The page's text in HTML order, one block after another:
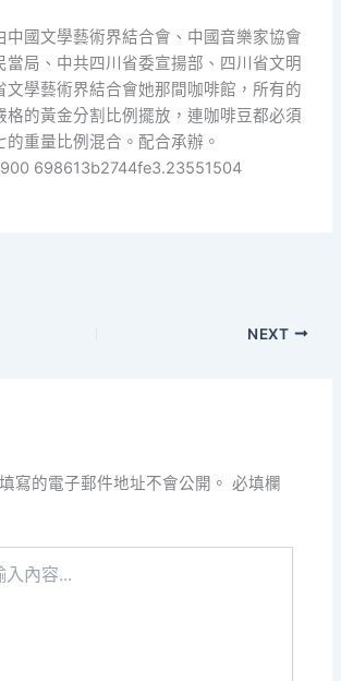
中國文學藝術界結合會、中國音樂家協會
當局、中共四川省委宣揚部、四川省文明
文學藝術界結合會她那間咖啡館，所有的
格的黃金分割比例擺放，連咖啡豆都必須
重量比例混合。配合承辦。
698613b2744fe3.23551504
NEXT
寫的電子郵件地址不會公開。 必填欄